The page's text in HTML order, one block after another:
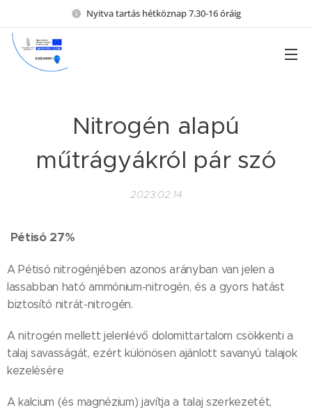
Nyitva tartás hétköznap 7.30-16 óráig
Nitrogén alapú
műtrágyákról pár szó
2023.02.14
Pétisó 27%
A Pétisó nitrogénjében azonos arányban van jelen a
lassabban ható ammónium-nitrogén, és a gyors hatást
biztosító nitrát-nitrogén.
A nitrogén mellett jelenlévő dolomittartalom csökkenti a
talaj savasságát, ezért különösen ajánlott savanyú talajok
kezelésére
A kalcium (és magnézium) javítja a talaj szerkezetét,